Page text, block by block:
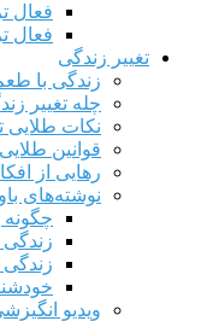
فعال
فعال
تغییر زندگی
زندگی با
چله تغییر
نکات طلایی
قوانین
رهایی از
نوشته‌های
چگونه
زندگی
زندگی
ویدیو